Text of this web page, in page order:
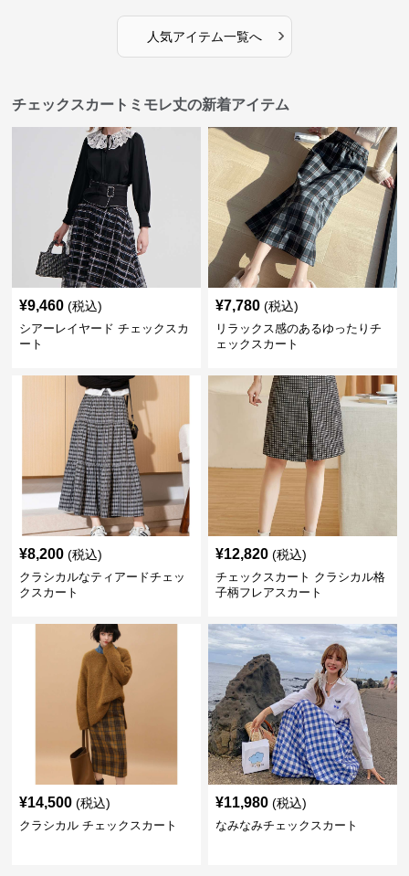
人気アイテム一覧へ ›
チェックスカートミモレ丈の新着アイテム
¥9,460 (税込)
シアーレイヤード チェックスカ
ート
¥7,780 (税込)
リラックス感のあるゆったりチ
ェックスカート
¥8,200 (税込)
クラシカルなティアードチェッ
クスカート
¥12,820 (税込)
チェックスカート クラシカル格
子柄フレアスカート
¥14,500 (税込)
クラシカル チェックスカート
¥11,980 (税込)
なみなみチェックスカート